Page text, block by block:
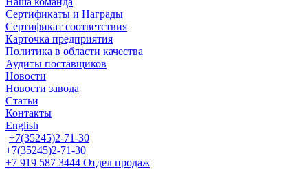
Сертификаты и Награды
Сертификат соответствия
Карточка предприятия
Политика в области качества
Аудиты поставщиков
Новости
Новости завода
Статьи
Контакты
English
+7(35245)2-71-30
+7(35245)2-71-30
+7 919 587 3444 Отдел продаж